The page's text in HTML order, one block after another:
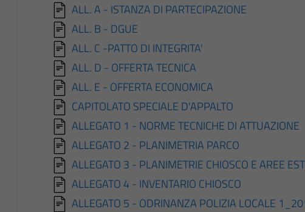
ALL. A - ISTANZA DI PARTECIPAZIONE
ALL. B - DGUE
ALL. C -PATTO DI INTEGRITA'
ALL. D - OFFERTA TECNICA
ALL. E - OFFERTA ECONOMICA
CAPITOLATO SPECIALE D'APPALTO
ALLEGATO 1 - NORME TECNICHE DI ATTUAZIONE
ALLEGATO 2 - PLANIMETRIA PARCO
ALLEGATO 3 - PLANIMETRIE CHIOSCO E AREE
ALLEGATO 4 - INVENTARIO CHIOSCO
ALLEGATO 5 - ODRINANZA POLIZIA LOCALE